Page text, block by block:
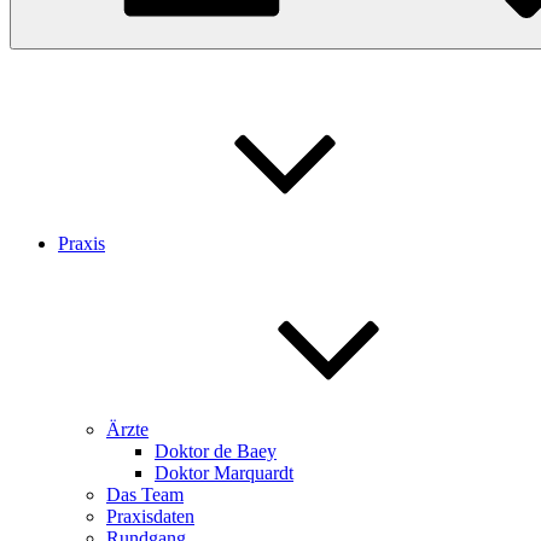
Praxis
Ärzte
Doktor de Baey
Doktor Marquardt
Das Team
Praxisdaten